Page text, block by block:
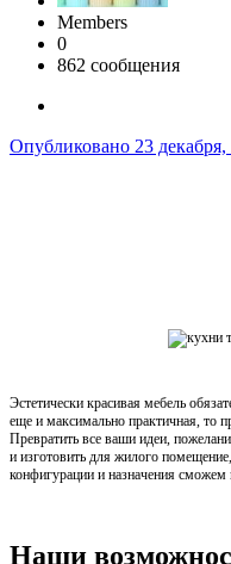
Members
0
862 сообщения
Опубликовано 23
Эстетически красивая мебель
еще и максимально практичная, то
Превратить все ваши идеи,
и изготовить для жилого
конфигурации и назначения
Наши